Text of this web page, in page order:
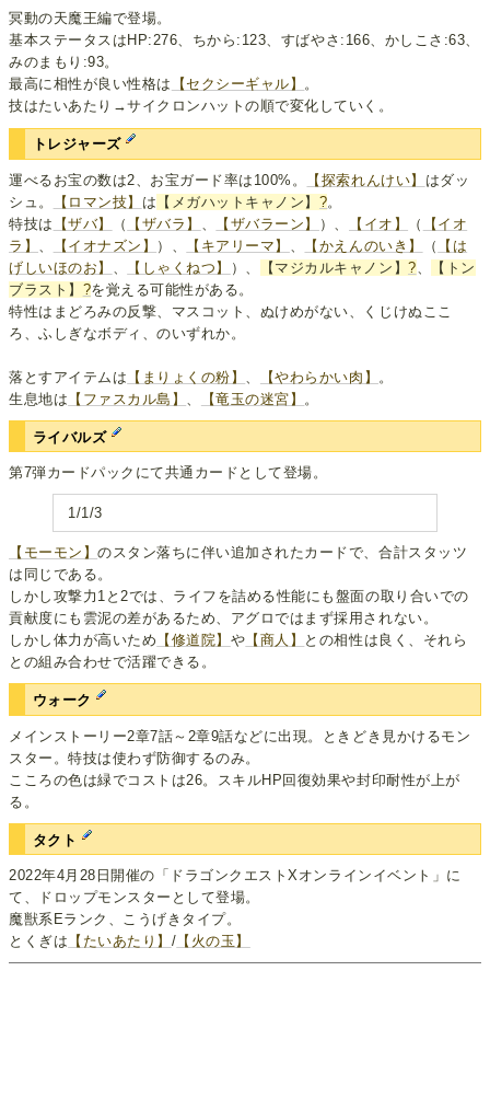
冥動の天魔王編で登場。
基本ステータスはHP:276、ちから:123、すばやさ:166、かしこさ:63、
みのまもり:93。
最高に相性が良い性格は
【セクシーギャル】 。
技はたいあたり→サイクロンハットの順で変化していく。
トレジャーズ
運べるお宝の数は2、お宝ガード率は100%。 【探索れんけい】 はダッ
シュ。
【ロマン技】 は 【メガハットキャノン】 ?。
特技は
【ザバ】 （ 【ザバラ】 【ザバラーン】 ）、 【イオ】 （
【イオ
ラ】
【イオナズン】 ）、 【キアリーマ】 【かえんのいき】 （
【は
げしいほのお】
【しゃくねつ】 ）、 【マジカルキャノン】?
【トン
ブラスト】 ?を覚える可能性がある。
特性はまどろみの反撃、マスコット、ぬけめがない、くじけぬここ
ろ、ふしぎなボディ、のいずれか。
落とすアイテムは 【まりょくの粉】 【やわらかい肉】
。
生息地は 【ファスカル島】 【竜玉の迷宮】 。
ライバルズ
第7弾カードパックにて共通カードとして登場。
1/1/3
【モーモン】のスタン落ちに伴い追加されたカードで、合計スタッツ
は同じである。
しかし攻撃力1と2では、ライフを詰める性能にも盤面の取り合いでの
貢献度にも雲泥の差があるため、アグロではまず採用されない。
しかし体力が高いため 【修道院】 や 【商人】
との相性は良く、それら
との組み合わせで活躍できる。
ウォーク
メインストーリー2章7話～2章9話などに出現。ときどき見かけるモン
スター。特技は使わず防御するのみ。
こころの色は緑でコストは26。スキルHP回復効果や封印耐性が上が
る。
タクト
2022年4月28日開催の「ドラゴンクエストXオンラインイベント」に
て、ドロップモンスターとして登場。
魔獣系Eランク、こうげきタイプ。
とくぎは 【たいあたり】 / 【火の玉】